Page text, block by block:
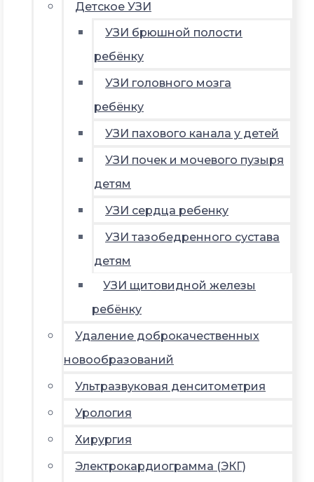
Детское УЗИ
УЗИ брюшной полости
ребёнку
УЗИ головного мозга
ребёнку
УЗИ пахового канала у детей
УЗИ почек и мочевого пузыря
детям
УЗИ сердца ребенку
УЗИ тазобедренного сустава
детям
УЗИ щитовидной железы
ребёнку
Удаление доброкачественных
новообразований
Ультразвуковая денситометрия
Урология
Хирургия
Электрокардиограмма (ЭКГ)